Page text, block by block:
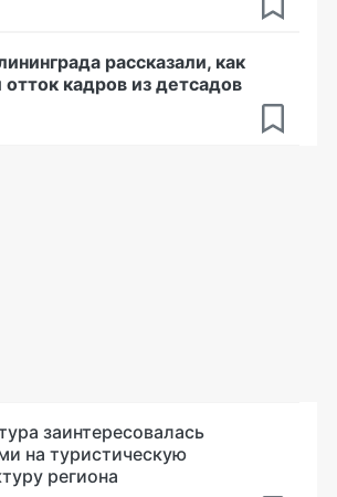
рассказали, как
отток кадров из детсадов
заинтересовалась
на туристическую
региона